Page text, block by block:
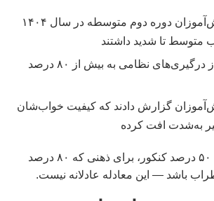
۶۸ درصد دانش‌آموزان دوره دوم متوسطه در سال ۱۴۰۴
متوسط تا شدید داشتند
این رقم پس از درگیری‌های نظامی به بیش از ۸۰ درصد
گزارش دادند که کیفیت خواب‌شان
به‌شدت افت کرده
یک آزمون با ضریب ۵۰ درصد کنکور، برای ذهنی که ۸۰ درصد
باشد — این معادله عادلانه نیست.